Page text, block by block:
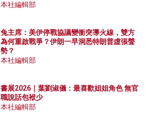
本社編輯部
兔主席：美伊停戰協議變衝突導火線，雙方
為何重啟戰爭？伊朗一早洞悉特朗普虛張聲
勢？
本社編輯部
書展2026｜葉劉淑儀：最喜歡姐姐角色 無官
職說話包袱少
本社編輯部